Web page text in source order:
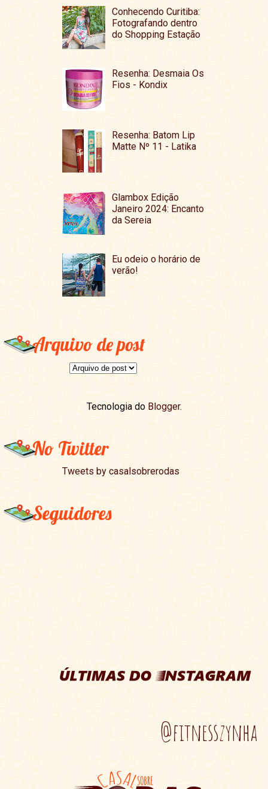
Conhecendo Curitiba:
Fotografando dentro
do Shopping Estação
Resenha: Desmaia Os
Fios - Kondix
Resenha: Batom Lip
Matte Nº 11 - Latika
Glambox Edição
Janeiro 2024: Encanto
da Sereia
Eu odeio o horário de
verão!
Arquivo de post
Tecnologia do Blogger.
No Twitter
Tweets by casalsobrerodas
Seguidores
@fitnesszynha